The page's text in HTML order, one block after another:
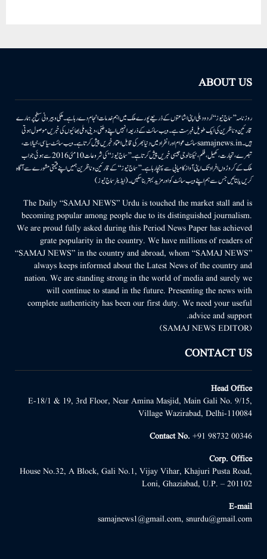
ABOUT US
روزنامہ ’’سماج نیوز‘‘ اُردو دہلی اپنی اشاعتوں کے ذریعے پورے ملک میں اہم خدمات انجام دے رہا ہے۔ ملکی وبیرونی سطح پر ہمارے
قارئین وناظرین کی ایک طویل فہرست ہے۔ ویب سائٹ کے ذریعہ انہیں اپنے وطنی، دینی وملی بھائیوں کی خبریں موصول ہوتی
ہیں۔samajnews.inسائٹ عوام اور انفراد میں دنیا بھر کی قابل اعتماد خبریں پیش کرتا ہے۔ ویب سائٹ سیاسی، خیالات،
تبصرے، تجارت، کھیل، فلم، ٹیکنالوجی جیسی خبریں پیش کرتا ہے۔ ’’سماج نیوز‘‘ کی شروعات 10مئی 2016 سے ہوئی جو اب
ملک کے کروڑوں افراد تک اپنی آواز کامیابی سے پہنچا رہا ہے۔ ’’سماج نیوز‘‘ کے قارئین وناظرین ہمیں اپنے قیمتی مشورے سے آگاہ
کریں یا بتائیں جس سے ہم اپنے ویب سائٹ کو اور مزید بہتر بناسکیں۔ (ایڈیٹر سماج نیوز)
The Daily “SAMAJ NEWS” Urdu is touched the market stall and is
becoming popular among people due to its distinguished journalism.
We are proud fully asked during this Period News Paper has achieved
grate popularity in the country. We have millions of readers of
“SAMAJ NEWS” in the country and abroad, whom “SAMAJ NEWS”
always keeps informed about the Latest News of the country and
nation. We are standing strong in the world of media and surely we
will continue to stand in the future. Presenting the news with
complete authenticity has been our first duty. We need your useful
advice and support.
(SAMAJ NEWS EDITOR)
CONTACT US
Head Office
E-18/1 & 19, 3rd Floor, Near Amina Masjid, Main Gali No. 9/15,
Village Wazirabad, Delhi-110084
Contact No. +91 98732 00346
Corp. Office
House No.32, A Block, Gali No.1, Vijay Vihar, Khajuri Pusta Road,
Loni, Ghaziabad, U.P. – 201102
E-mail
samajnews1@gmail.com, snurdu@gmail.com